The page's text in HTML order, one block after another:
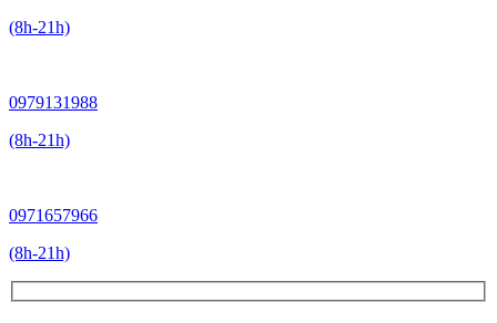
(8h-21h)
0979131988
(8h-21h)
0971657966
(8h-21h)